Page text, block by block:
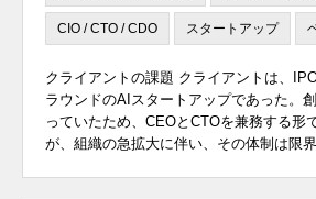
CIO / CTO / CDO スタートアップ
クライアントの課題 クライアントは、
ラウンドのAIスタートアップであった。
っていたため、CEOとCTOを兼務する形
が、組織の急拡大に伴い、その体制は限